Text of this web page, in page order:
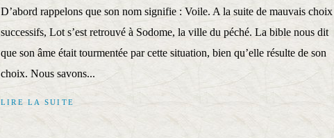
D’abord rappelons que son nom signifie : Voile. A la suite de mauvais choix
successifs, Lot s’est retrouvé à Sodome, la ville du péché. La bible nous dit
que son âme était tourmentée par cette situation, bien qu’elle résulte de son
choix. Nous savons...
LIRE LA SUITE